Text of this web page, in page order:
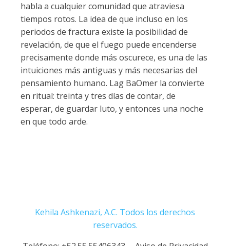
habla a cualquier comunidad que atraviesa
tiempos rotos. La idea de que incluso en los
periodos de fractura existe la posibilidad de
revelación, de que el fuego puede encenderse
precisamente donde más oscurece, es una de las
intuiciones más antiguas y más necesarias del
pensamiento humano. Lag BaOmer la convierte
en ritual: treinta y tres días de contar, de
esperar, de guardar luto, y entonces una noche
en que todo arde.​​​​​​​​​​​​​​​​
Kehila Ashkenazi, A.C. Todos los derechos
reservados.